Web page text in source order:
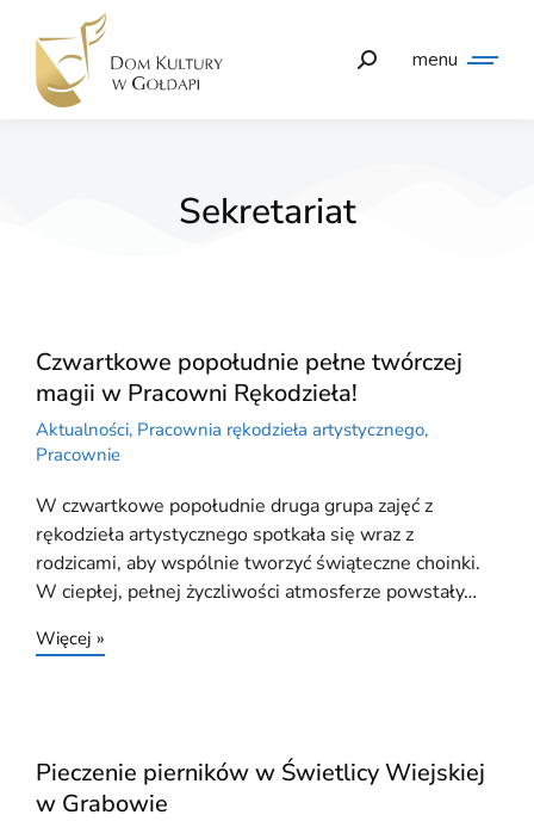
menu
Sekretariat
Czwartkowe popołudnie pełne twórczej
magii w Pracowni Rękodzieła!
Aktualności, Pracownia rękodzieła artystycznego,
Pracownie
W czwartkowe popołudnie druga grupa zajęć z
rękodzieła artystycznego spotkała się wraz z
rodzicami, aby wspólnie tworzyć świąteczne choinki.
W ciepłej, pełnej życzliwości atmosferze powstały…
Więcej »
Pieczenie pierników w Świetlicy Wiejskiej
w Grabowie